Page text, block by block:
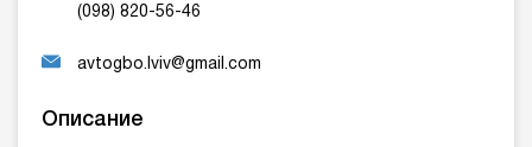
(098) 820-56-46
avtogbo.lviv@gmail.com
Описание